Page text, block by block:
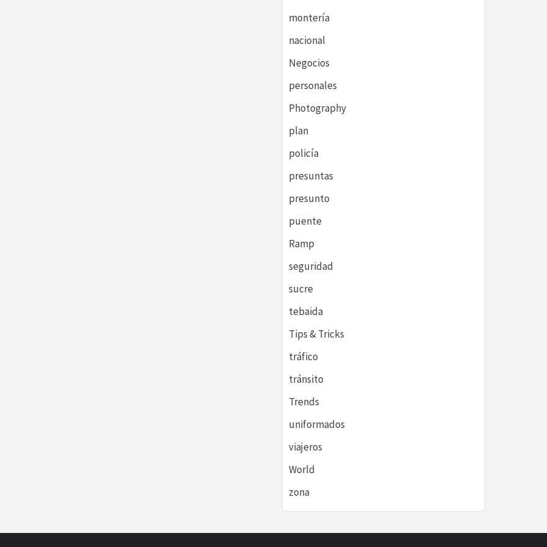
montería
nacional
Negocios
personales
Photography
plan
policía
presuntas
presunto
puente
Ramp
seguridad
sucre
tebaida
Tips & Tricks
tráfico
tránsito
Trends
uniformados
viajeros
World
zona